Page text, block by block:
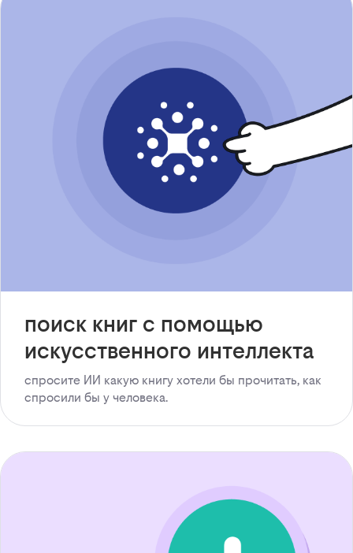
поиск книг с помощью
искусственного интеллекта
спросите ИИ какую книгу хотели бы прочитать, как
спросили бы у человека.